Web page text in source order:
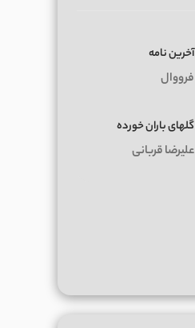
آخرین نامه
فرووال
گلهای باران خورده
علیرضا قربانی